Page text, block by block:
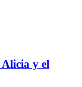
Alicia y el